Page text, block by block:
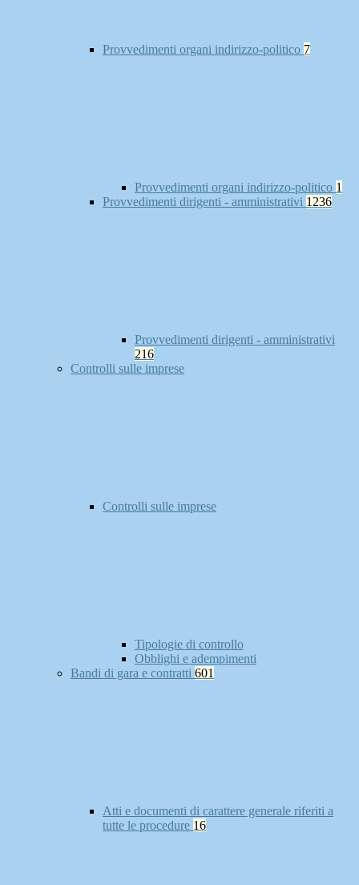
Provvedimenti organi indirizzo-politico 7
Provvedimenti organi indirizzo-politico 1
Provvedimenti dirigenti - amministrativi 1236
Provvedimenti dirigenti - amministrativi
216
Controlli sulle imprese
Controlli sulle imprese
Tipologie di controllo
Obblighi e adempimenti
Bandi di gara e contratti 601
Atti e documenti di carattere generale riferiti a
tutte le procedure 16